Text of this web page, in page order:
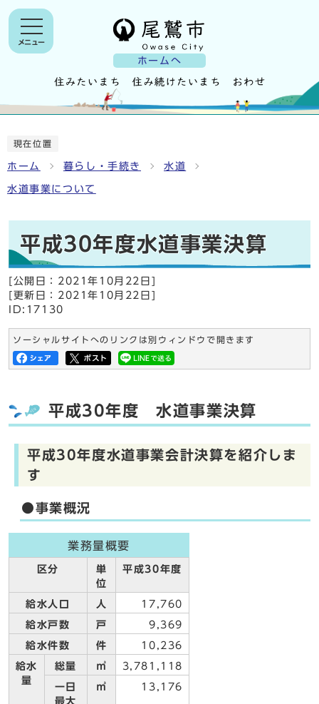
ホームへ
メニュー
現在位置
ホーム 暮らし・手続き 水道
水道事業について
平成30年度水道事業決算
[公開日： 2021年10月22日
[更新日： 2021年10月22日
ID:17130
ソーシャルサイトへのリンクは別ウィンドウで開きます
平成30年度 水道事業決算
平成30年度水道事業会計決算を紹介しま
す
●事業概況
業務量概要
区分
単
位
平成30年度
給水人口 人 17,760
給水戸数 戸 9,369
給水件数 件 10,236
給水
量
総量 ㎥ 3,781,118
一日
最大
㎥ 13,176